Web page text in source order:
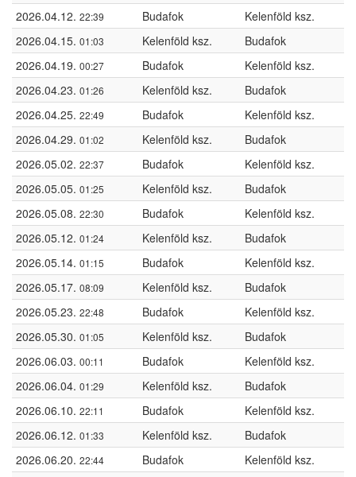
2026.04.12. 22:39 Budafok
Kelenföld ksz.
2026.04.15. 01:03 Kelenföld ksz.
Budafok
2026.04.19. 00:27 Budafok
Kelenföld ksz.
2026.04.23. 01:26 Kelenföld ksz.
Budafok
2026.04.25. 22:49 Budafok
Kelenföld ksz.
2026.04.29. 01:02 Kelenföld ksz.
Budafok
2026.05.02. 22:37 Budafok
Kelenföld ksz.
2026.05.05. 01:25 Kelenföld ksz.
Budafok
2026.05.08. 22:30 Budafok
Kelenföld ksz.
2026.05.12. 01:24 Kelenföld ksz.
Budafok
2026.05.14. 01:15 Budafok
Kelenföld ksz.
2026.05.17. 08:09 Kelenföld ksz.
Budafok
2026.05.23. 22:48 Budafok
Kelenföld ksz.
2026.05.30. 01:05 Kelenföld ksz.
Budafok
2026.06.03. 00:11 Budafok
Kelenföld ksz.
2026.06.04. 01:29 Kelenföld ksz.
Budafok
2026.06.10. 22:11 Budafok
Kelenföld ksz.
2026.06.12. 01:33 Kelenföld ksz.
Budafok
2026.06.20. 22:44 Budafok
Kelenföld ksz.